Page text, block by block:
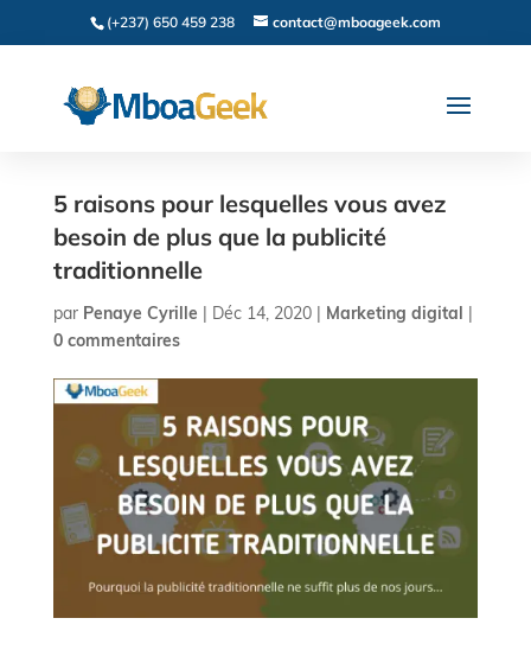
(+237) 650 459 238 contact@mboageek.com
5 raisons pour lesquelles vous avez
besoin de plus que la publicité
traditionnelle
par Penaye Cyrille | Déc 14, 2020| Marketing digital |
0 commentaires